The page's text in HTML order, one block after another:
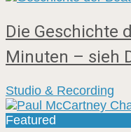
Die Geschichte
Minuten – sieh
Studio & Recording
Featured